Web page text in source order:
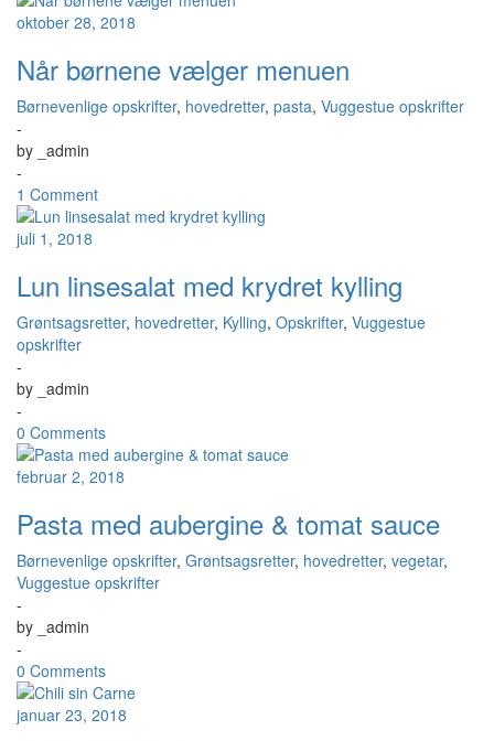
oktober 28, 2018
Når børnene vælger menuen
Børnevenlige opskrifter, hovedretter, pasta, Vuggestue opskrifter
-
by _admin
-
1 Comment
juli 1, 2018
Lun linsesalat med krydret kylling
Grøntsagsretter, hovedretter, Kylling, Opskrifter, Vuggestue
opskrifter
-
by _admin
-
0 Comments
februar 2, 2018
Pasta med aubergine & tomat sauce
Børnevenlige opskrifter, Grøntsagsretter, hovedretter, vegetar,
Vuggestue opskrifter
-
by _admin
-
0 Comments
januar 23, 2018